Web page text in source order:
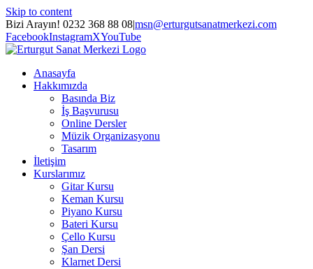
Skip to content
Bizi Arayın! 0232 368 88 08|msn@erturgutsanatmerkezi.com
FacebookInstagramXYouTube
Anasayfa
Hakkımızda
Basında Biz
İş Başvurusu
Online Dersler
Müzik Organizasyonu
Tasarım
İletişim
Kurslarımız
Gitar Kursu
Keman Kursu
Piyano Kursu
Bateri Kursu
Çello Kursu
Şan Dersi
Klarnet Dersi